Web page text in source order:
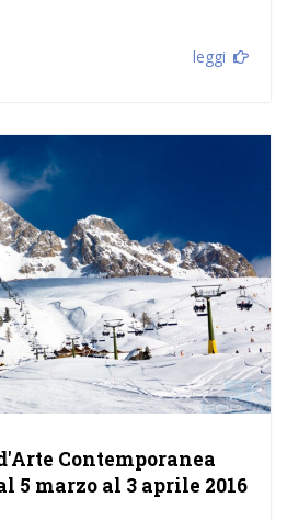
leggi
Contemporanea
5 marzo al 3 aprile 2016